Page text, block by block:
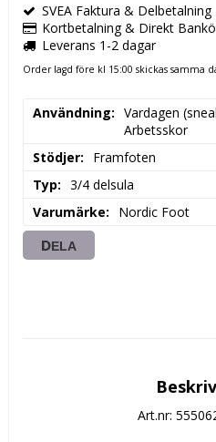
SVEA Faktura &
Kortbetalning & Direkt
Leverans 1-2 dagar
Order lagd före kl 15:00 skickas samma
Användning
Vardagen
Arbetsskor
Stödjer
Framfoten
Typ
3/4 delsula
Varumärke
Nordic Foot
DELA
Art.nr: